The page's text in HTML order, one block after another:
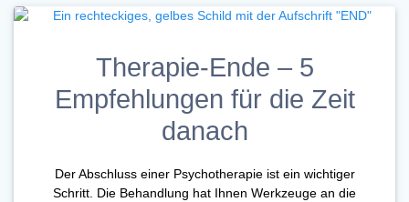
Therapie-Ende – 5
Empfehlungen für die Zeit
danach
Der Abschluss einer Psychotherapie ist ein wichtiger
Schritt. Die Behandlung hat Ihnen Werkzeuge an die